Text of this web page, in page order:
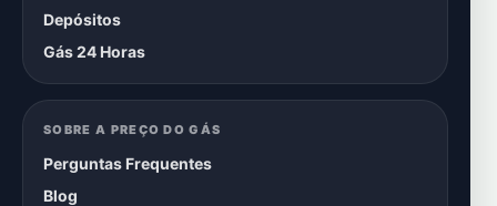
Depósitos
Gás 24 Horas
SOBRE A PREÇO DO GÁS
Perguntas Frequentes
Blog